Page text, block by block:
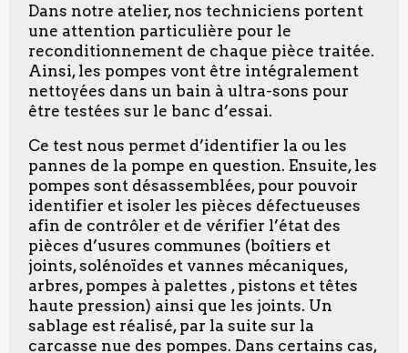
Dans notre atelier, nos techniciens portent
une attention particulière pour le
reconditionnement de chaque pièce traitée.
Ainsi, les pompes vont être intégralement
nettoyées dans un bain à ultra-sons pour
être testées sur le banc d’essai.
Ce test nous permet d’identifier la ou les
pannes de la pompe en question. Ensuite, les
pompes sont désassemblées, pour pouvoir
identifier et isoler les pièces défectueuses
afin de contrôler et de vérifier l’état des
pièces d’usures communes (boîtiers et
joints, solénoïdes et vannes mécaniques,
arbres, pompes à palettes , pistons et têtes
haute pression) ainsi que les joints. Un
sablage est réalisé, par la suite sur la
carcasse nue des pompes. Dans certains cas,